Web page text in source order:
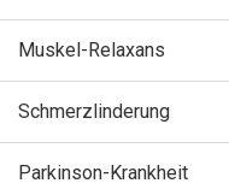
Muskel-Relaxans
Schmerzlinderung
Parkinson-Krankheit